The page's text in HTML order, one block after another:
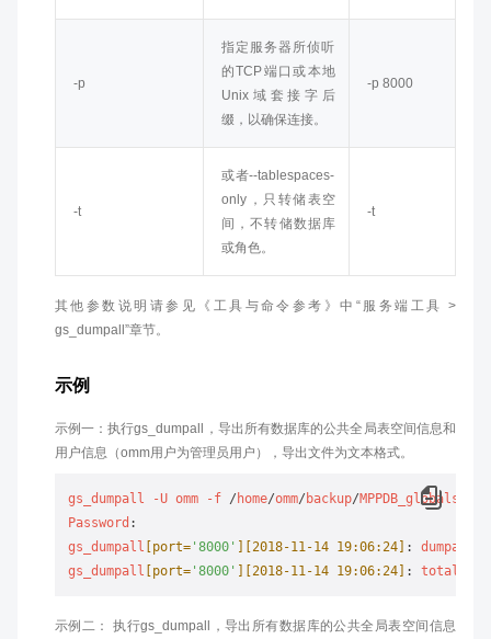
-p
指定服务器所侦听
的TCP端口或本地
Unix域套接字后
缀，以确保连接。
-p 8000
-t
或者--tablespaces-
only，只转储表空
间，不转储数据库
或角色。
-t
其他参数说明请参见《工具与命令参考》中“服务端工具 >
gs_dumpall”章节。
示例
示例一：执行gs_dumpall，导出所有数据库的公共全局表空间信息和
用户信息（omm用户为管理员用户），导出文件为文本格式。
gs_dumpall -U omm -f / home/omm/ backup/MPPDB_globals
Password
gs_dumpall [port= '8000' [2018-11-14 19:06:24] : dumpall
gs_dumpall [port= '8000' [2018-11-14 19:06:24] : total
示例二： 执行gs_dumpall，导出所有数据库的公共全局表空间信息